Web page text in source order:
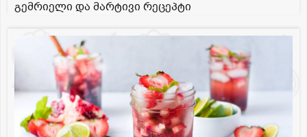
გემრიელი და მარტივი რეცეპტი